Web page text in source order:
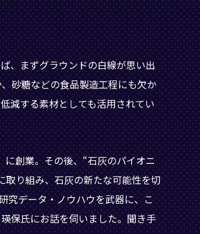
、まずグラウンドの白線が思い出
砂糖などの食品製造工程にも欠か
減する素材としても活用されてい
創業。その後、“石灰のパイオニ
取り組み、石灰の新たな可能性を切
究データ・ノウハウを武器に、こ
保氏にお話を伺いました。聞き手